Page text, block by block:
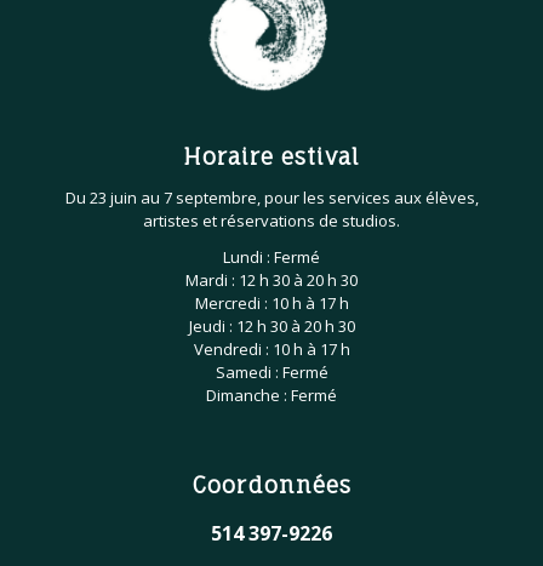
Horaire estival
Du 23 juin au 7 septembre, pour les services aux élèves,
artistes et réservations de studios.
Lundi : Fermé
Mardi : 12 h 30 à 20 h 30
Mercredi : 10 h à 17 h
Jeudi : 12 h 30 à 20 h 30
Vendredi : 10 h à 17 h
Samedi : Fermé
Dimanche : Fermé
Coordonnées
514 397-9226